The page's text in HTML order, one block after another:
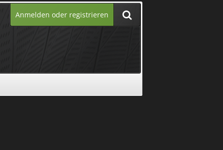
Anmelden oder registrieren